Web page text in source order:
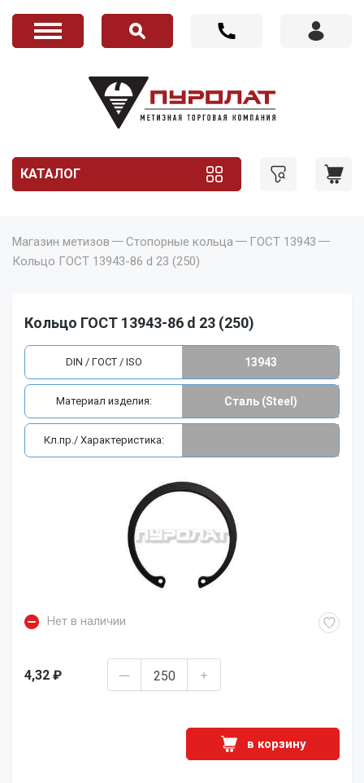
КАТАЛОГ
Магазин метизов Стопорные кольца
ГОСТ 13943
Кольцо ГОСТ 13943-86 d 23 (250)
Кольцо ГОСТ 13943-86 d 23 (250)
Нет в наличии
4,32 ₽
в корзину
DIN / ГОСТ / ISO 13943
Материал изделия: Сталь (Steel)
Кл.пр./ Характеристика: